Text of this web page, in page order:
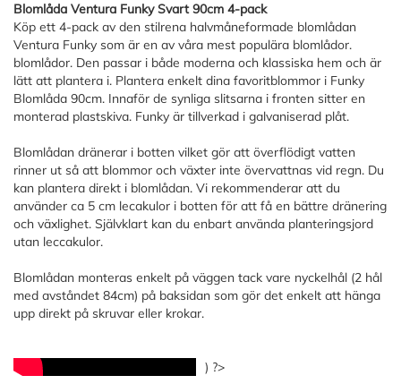
Blomlåda Ventura Funky Svart 90cm 4-pack
Köp ett 4-pack av den stilrena halvmåneformade blomlådan
Ventura Funky som är en av våra mest populära blomlådor.
blomlådor. Den passar i både moderna och klassiska hem och är
lätt att plantera i. Plantera enkelt dina favoritblommor i Funky
Blomlåda 90cm. Innaför de synliga slitsarna i fronten sitter en
monterad plastskiva. Funky är tillverkad i galvaniserad plåt.
Blomlådan dränerar i botten vilket gör att överflödigt vatten
rinner ut så att blommor och växter inte övervattnas vid regn. Du
kan plantera direkt i blomlådan. Vi rekommenderar att du
använder ca 5 cm lecakulor i botten för att få en bättre dränering
och växlighet. Självklart kan du enbart använda planteringsjord
utan leccakulor.
Blomlådan monteras enkelt på väggen tack vare nyckelhål (2 hål
med avståndet 84cm) på baksidan som gör det enkelt att hänga
upp direkt på skruvar eller krokar.
) ?>